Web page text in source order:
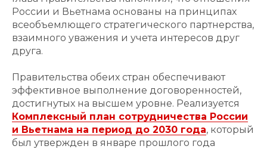
России и Вьетнама основаны на принципах
всеобъемлющего стратегического партнерства,
взаимного уважения и учета интересов друг
друга.
Правительства обеих стран обеспечивают
эффективное выполнение договоренностей,
достигнутых на высшем уровне. Реализуется
Комплексный план сотрудничества России
и Вьетнама на период до 2030 года, который
был утвержден в январе прошлого года